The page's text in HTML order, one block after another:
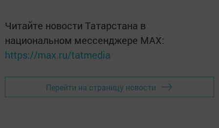
Читайте новости Татарстана в
национальном мессенджере MАХ:
https://max.ru/tatmedia
Перейти на страницу новости